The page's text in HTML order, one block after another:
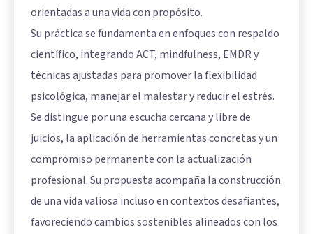
orientadas a una vida con propósito.
Su práctica se fundamenta en enfoques con respaldo
científico, integrando ACT, mindfulness, EMDR y
técnicas ajustadas para promover la flexibilidad
psicológica, manejar el malestar y reducir el estrés.
Se distingue por una escucha cercana y libre de
juicios, la aplicación de herramientas concretas y un
compromiso permanente con la actualización
profesional. Su propuesta acompaña la construcción
de una vida valiosa incluso en contextos desafiantes,
favoreciendo cambios sostenibles alineados con los